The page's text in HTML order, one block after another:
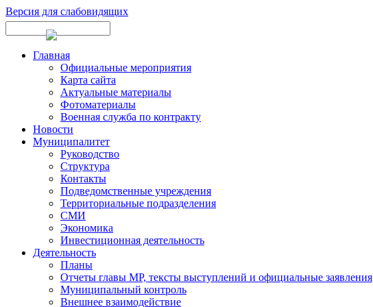
Версия для слабовидящих
Главная
Официальные мероприятия
Карта сайта
Актуальные материалы
Фотоматериалы
Военная служба по контракту
Новости
Муниципалитет
Руководство
Структура
Контакты
Подведомственные учреждения
Территориальные подразделения
СМИ
Экономика
Инвестиционная деятельность
Деятельность
Планы
Отчеты главы МР, тексты выступлений и официальные заявления
Муниципальный контроль
Внешнее взаимодействие